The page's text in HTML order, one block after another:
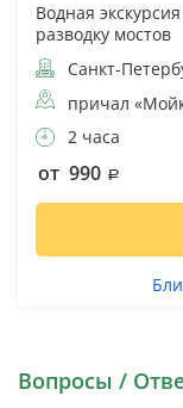
Водная
разводку мостов
Санкт-
причал
2 часа
от 990
Вопросы /